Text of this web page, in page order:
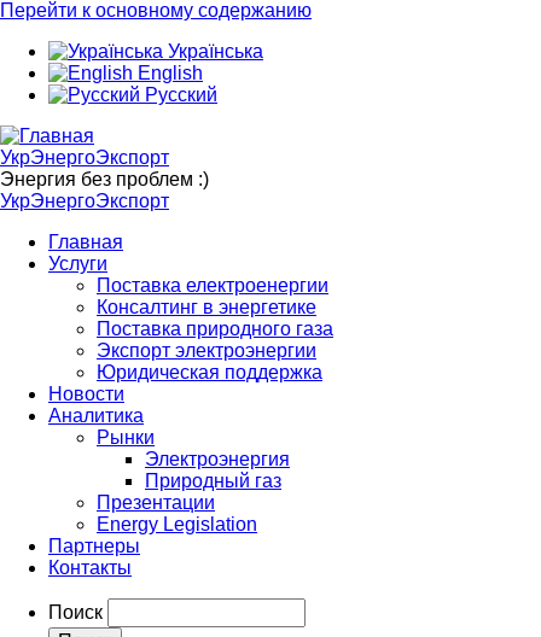
Перейти к основному содержанию
Українська
English
Русский
УкрЭнергоЭкспорт
Энергия без проблем :)
УкрЭнергоЭкспорт
Главная
Услуги
Поставка електроенергии
Консалтинг в энергетике
Поставка природного газа
Экспорт электроэнергии
Юридическая поддержка
Новости
Аналитика
Рынки
Электроэнергия
Природный газ
Презентации
Energy Legislation
Партнеры
Контакты
Поиск